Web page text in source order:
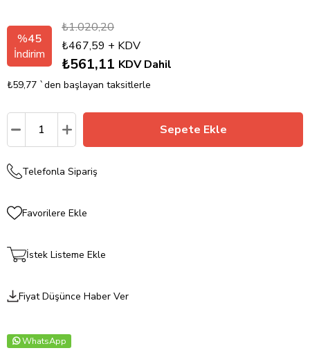
%45
İndirim
₺1.020,20
₺467,59 + KDV
KDV Dahil
₺561,11
₺59,77 `den başlayan taksitlerle
Telefonla Sipariş
Favorilere Ekle
İstek Listeme Ekle
Fiyat Düşünce Haber Ver
WhatsApp